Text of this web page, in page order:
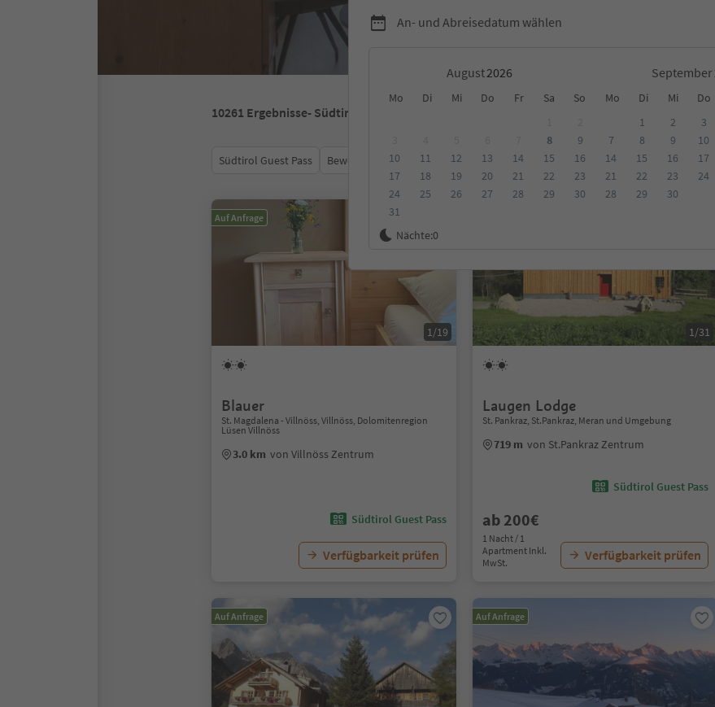
An- und Abreisedatum wählen
August September
Mo Di Mi Do Fr Sa So Mo Di Mi Do
8
9
10
11 12 13 14 15
16
17
18 19 20 21 22
23
24
25 26 27 28 29
30
31
1 2 3
7
8 9 10
14
15 16 17
21
22 23 24
28
29 30
Nächte:0
10261 Ergebnisse- Südtirol
Südtirol Guest Pass Bewertungen Kategorie Verpflegungsart Nachhaltige Unterkunft
Auf Anfrage
1/19
Blauer
St. Magdalena - Villnöss, Villnöss, Dolomitenregion
Lüsen Villnöss
3.0 km von Villnöss Zentrum
Südtirol Guest Pass
Verfügbarkeit prüfen
1/31
Laugen Lodge
St. Pankraz, St.Pankraz, Meran und Umgebung
719 m von St.Pankraz Zentrum
Südtirol Guest Pass
ab 200€
1 Nacht / 1
Apartment Inkl.
MwSt.
Verfügbarkeit prüfen
Auf Anfrage Auf Anfrage